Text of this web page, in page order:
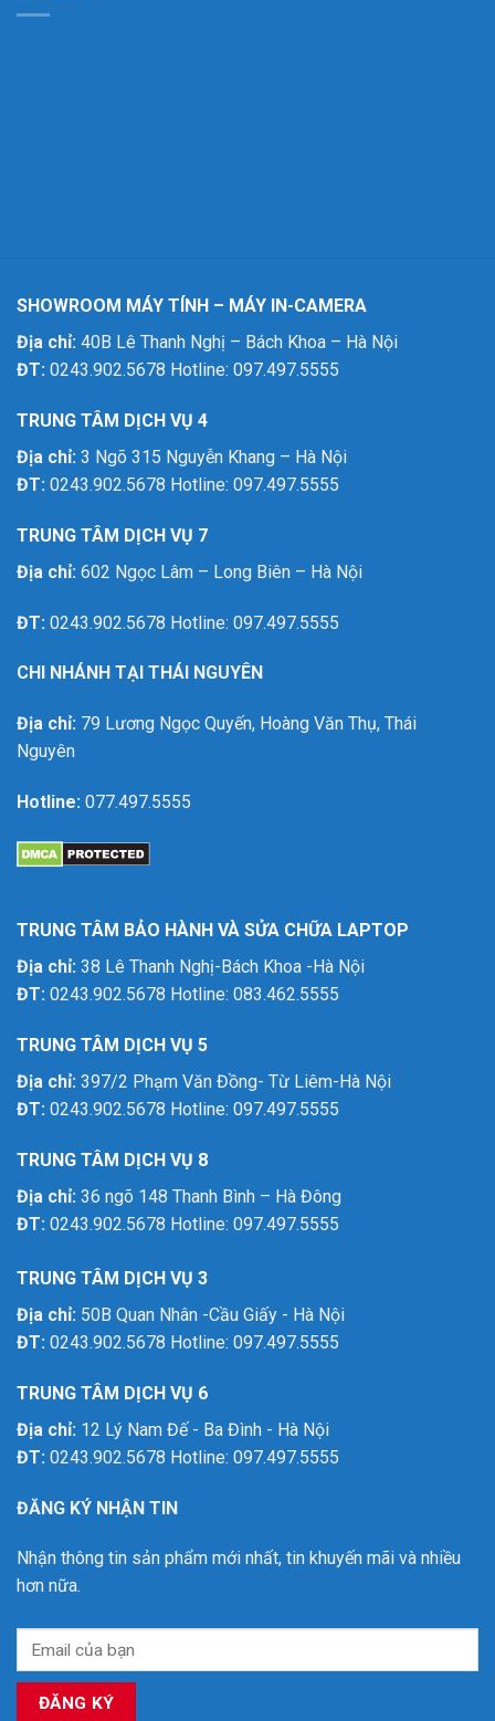
SHOWROOM MÁY TÍNH – MÁY IN-CAMERA
Địa chỉ: 40B Lê Thanh Nghị – Bách Khoa – Hà Nội
ĐT: 0243.902.5678 Hotline: 097.497.5555
TRUNG TÂM DỊCH VỤ 4
Địa chỉ: 3 Ngõ 315 Nguyễn Khang – Hà Nội
ĐT: 0243.902.5678 Hotline: 097.497.5555
TRUNG TÂM DỊCH VỤ 7
Địa chỉ: 602 Ngọc Lâm – Long Biên – Hà Nội
ĐT: 0243.902.5678 Hotline: 097.497.5555
CHI NHÁNH TẠI THÁI NGUYÊN
Địa chỉ: 79 Lương Ngọc Quyến, Hoàng Văn Thụ, Thái
Nguyên
Hotline: 077.497.5555
TRUNG TÂM BẢO HÀNH VÀ SỬA CHỮA LAPTOP
Địa chỉ: 38 Lê Thanh Nghị-Bách Khoa -Hà Nội
ĐT: 0243.902.5678 Hotline: 083.462.5555
TRUNG TÂM DỊCH VỤ 5
Địa chỉ: 397/2 Phạm Văn Đồng- Từ Liêm-Hà Nội
ĐT: 0243.902.5678 Hotline: 097.497.5555
TRUNG TÂM DỊCH VỤ 8
Địa chỉ: 36 ngõ 148 Thanh Bình – Hà Đông
ĐT: 0243.902.5678 Hotline: 097.497.5555
TRUNG TÂM DỊCH VỤ 3
Địa chỉ: 50B Quan Nhân -Cầu Giấy - Hà Nội
ĐT: 0243.902.5678 Hotline: 097.497.5555
TRUNG TÂM DỊCH VỤ 6
Địa chỉ: 12 Lý Nam Đế - Ba Đình - Hà Nội
ĐT: 0243.902.5678 Hotline: 097.497.5555
ĐĂNG KÝ NHẬN TIN
Nhận thông tin sản phẩm mới nhất, tin khuyến mãi và nhiều
hơn nữa.